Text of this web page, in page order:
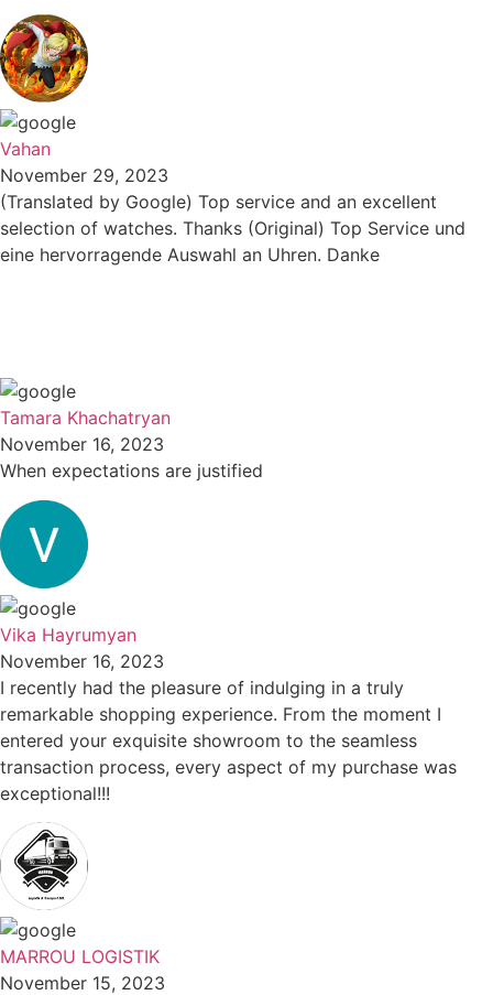
Vahan
November 29, 2023
(Translated by Google) Top service and an excellent
selection of watches. Thanks (Original) Top Service und
eine hervorragende Auswahl an Uhren. Danke
Tamara Khachatryan
November 16, 2023
When expectations are justified
Vika Hayrumyan
November 16, 2023
I recently had the pleasure of indulging in a truly
remarkable shopping experience. From the moment I
entered your exquisite showroom to the seamless
transaction process, every aspect of my purchase was
exceptional!!!
MARROU LOGISTIK
November 15, 2023